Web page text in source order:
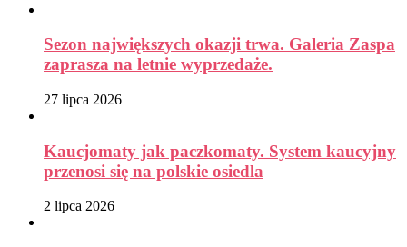
Sezon największych okazji trwa. Galeria Zaspa
zaprasza na letnie wyprzedaże.
27 lipca 2026
Kaucjomaty jak paczkomaty. System kaucyjny
przenosi się na polskie osiedla
2 lipca 2026